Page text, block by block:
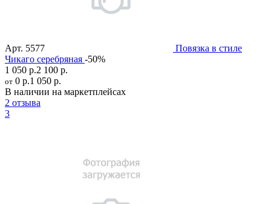
Арт. 5577
Повязка в стиле
Чикаго серебряная -50%
1 050 р.2 100 р.
от 0 р.1 050 р.
В наличии на маркетплейсах
2 отзыва
3